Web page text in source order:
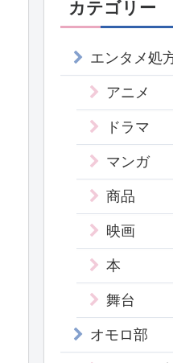
カテゴリー
エンタメ処
アニメ
ドラマ
マンガ
商品
映画
本
舞台
オモロ部